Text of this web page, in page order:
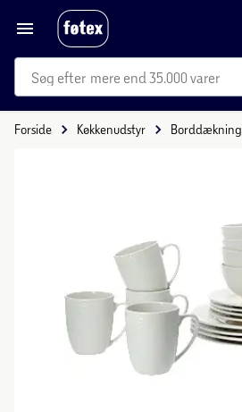
mere end 35.000 varer
Forside Køkkenudstyr Borddækning